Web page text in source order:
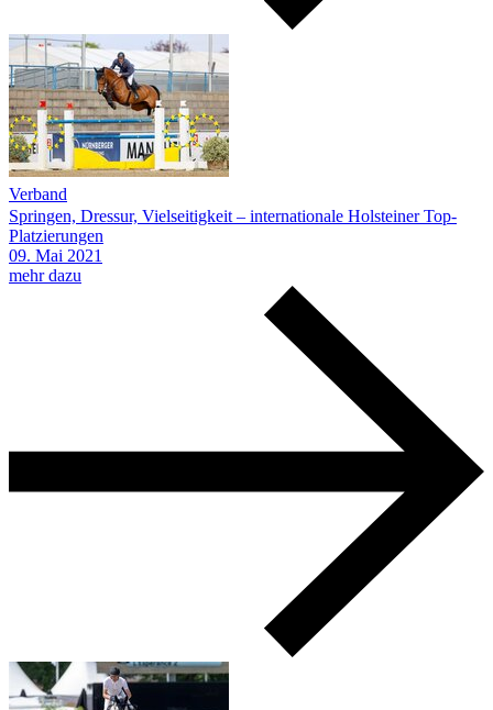
Verband
Springen, Dressur, Vielseitigkeit – internationale Holsteiner Top-
Platzierungen
09. Mai 2021
mehr dazu